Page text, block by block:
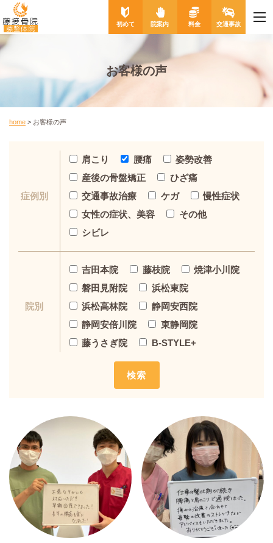
藤接骨院
藤整体院 初めて 院案内 料金 交通事故
お客様の声
home > お客様の声
症例別
肩こり 腰痛
姿勢改善
産後の骨盤矯正
ひざ痛
交通事故治療
ケガ
慢性症状
女性の症状、美容
その他
シビレ
院別
吉田本院 藤枝院
焼津小川院
磐田見附院
浜松東院
浜松高林院
静岡安西院
静岡安倍川院
東静岡院
藤うさぎ院
B-STYLE+